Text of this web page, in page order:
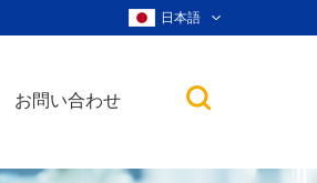
日本語
お問い合わせ